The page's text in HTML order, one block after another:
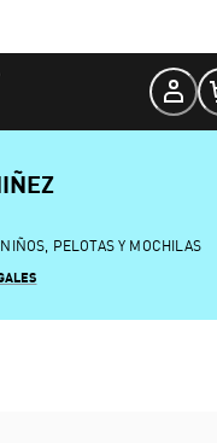
PELOTAS Y MOCHILAS